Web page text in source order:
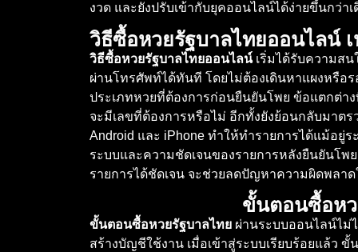
งวด และยังปรับเข้ากับยุคออนไลน์ได้ง่ายขึ้นกว่าเ
วิธีซื้อหวยรัฐบาลไทยออนไลน์
วิธีซื้อหวยรัฐบาลไทยออนไลน์เริ่มได้รับความสน
ผ่านโทรศัพท์ได้ทันที โดยไม่ต้องเดินหาแผงหรือ
ประเภทหวยที่ต้องการก่อนยืนยันโพย ข้อแตกต่
จะมีเลขที่ต้องการหรือไม่ อีกทั้งยังย้อนกลับมาต
Android และ iPhone ทำให้ทำรายการได้แม้อ
ระบบและความชัดเจนของรายการหลังยืนยันโพ
รายการได้ชัดเจน จะช่วยลดปัญหาความผิดพลา
ขั้นตอนซื้อหว
ขั้นตอนซื้อหวยรัฐบาลไทย ผ่านระบบออนไลน์ไม่
สร้างบัญชีใช้งาน เมื่อเข้าสู่ระบบเรียบร้อยแล้ว